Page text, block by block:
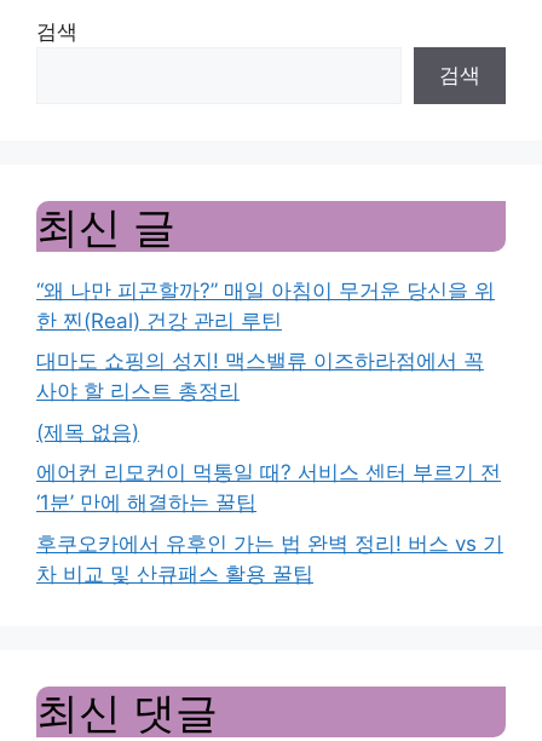
검색
검색
최신 글
“왜 나만 피곤할까?” 매일 아침이 무거운 당신을 위
한 찐(Real) 건강 관리 루틴
대마도 쇼핑의 성지! 맥스밸류 이즈하라점에서 꼭
사야 할 리스트 총정리
(제목 없음)
에어컨 리모컨이 먹통일 때? 서비스 센터 부르기 전
‘1분’ 만에 해결하는 꿀팁
후쿠오카에서 유후인 가는 법 완벽 정리! 버스 vs 기
차 비교 및 산큐패스 활용 꿀팁
최신 댓글